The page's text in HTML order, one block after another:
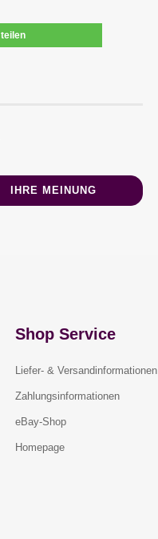
teilen
IHRE MEINUNG
Shop Service
Liefer- & Versandinformationen
Zahlungsinformationen
eBay-Shop
Homepage